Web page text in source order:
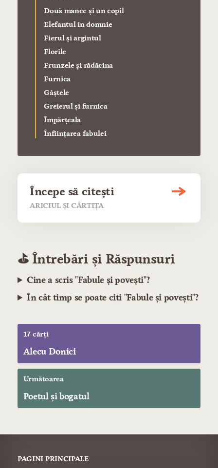
Două mance şi un copil
Elefantul în domnie
Fierul şi argintul
Florile
Frunzele şi rădăcina
Furnica
Gâştele
Greierul şi furnica
Împărţeala
Înfiinţarea fabulei
Începe să citești
ARICIUL ŞI CÂRTIŢA
⛳️ Întrebări și Răspunsuri
Cine a scris "Fabule și povești"?
În cât timp se poate citi "Fabule și povești"?
17 cărți
Alecu Donici
Următoarea
Poetul şi bogatul
PAGINI PRINCIPALE